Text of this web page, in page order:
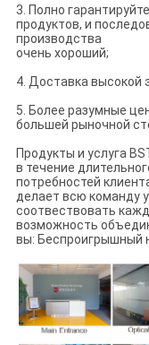
3. Полно
продуктов, и
производства
очень хороший;
4. Доставка высокой
5. Более разумные
большей рыночной
Продукты и услуга
в течение
потребностей
делает всю команду
соотвествовать
возможность
вы: Беспроигрышный